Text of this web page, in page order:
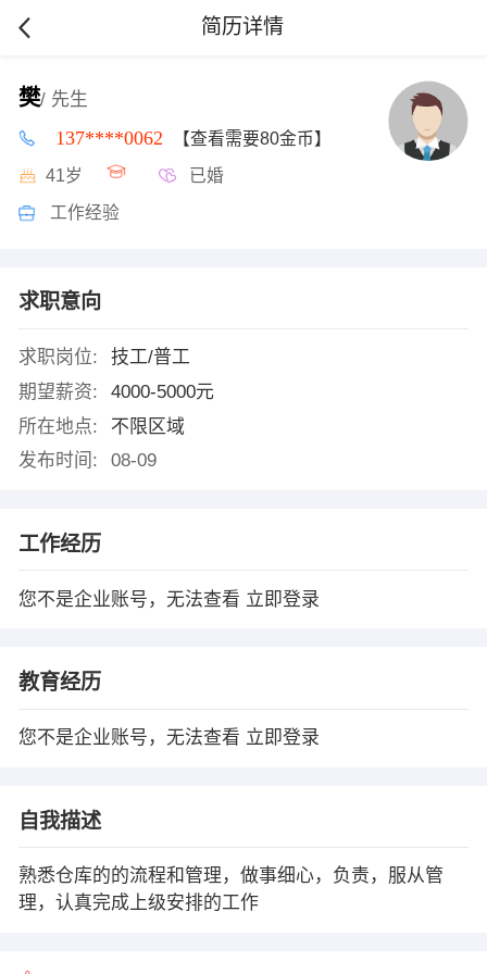
简历详情
樊/ 先生
137****0062 【查看需要80金币】
41岁 已婚
工作经验
求职意向
求职岗位:
技工/普工
期望薪资:
4000-5000元
所在地点:
不限区域
发布时间:
08-09
工作经历
您不是企业账号，无法查看 立即登录
教育经历
您不是企业账号，无法查看 立即登录
自我描述
熟悉仓库的的流程和管理，做事细心，负责，服从管
理，认真完成上级安排的工作